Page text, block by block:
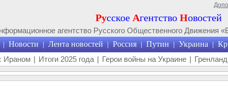
Русское Агентство Новостей
агентство Русского Общественного Движения
| Новости | Лента новостей | Россия | Путин | Украина |
Ираном | Итоги 2025 года | Герои войны на Украине |